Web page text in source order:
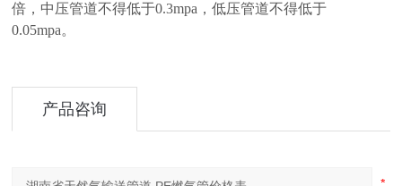
倍，中压管道不得低于0.3mpa，低压管道不得低于
0.05mpa。
产品咨询